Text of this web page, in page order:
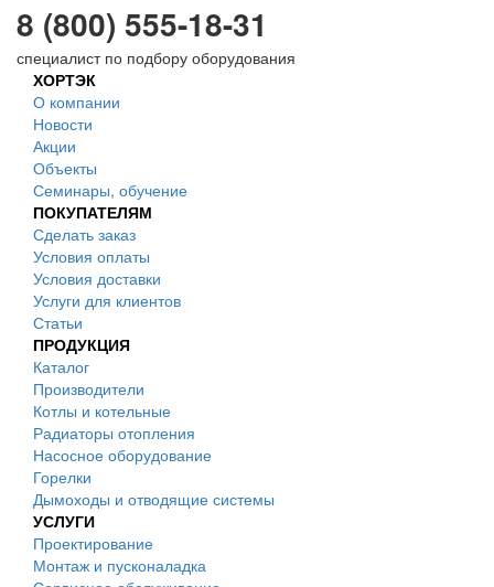
8 (800) 555-18-31
специалист по подбору оборудования
ХОРТЭК
О компании
Новости
Акции
Объекты
Семинары, обучение
ПОКУПАТЕЛЯМ
Сделать заказ
Условия оплаты
Условия доставки
Услуги для клиентов
Статьи
ПРОДУКЦИЯ
Каталог
Производители
Котлы и котельные
Радиаторы отопления
Насосное оборудование
Горелки
Дымоходы и отводящие системы
УСЛУГИ
Проектирование
Монтаж и пусконаладка